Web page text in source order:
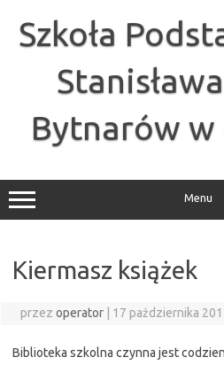
treściSzkoła
Bytnarów
Menu
Kiermasz książek
przez operator 17 października
Biblioteka szkolna czynna jest